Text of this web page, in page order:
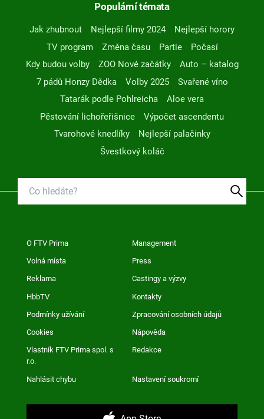
Populární témata
Jak zhubnout Nejlepší filmy 2024
Nejlepší horory
TV program
Změna času Partie
Počasí
Kdy budou volby
ZOO Nové začátky
Auto – katalog
7 pádů Honzy Dědka
Volby 2025
Svařené víno
Tatarák podle Pohlreicha
Aloe vera
Pěstování lichořeřišnice
Výpočet ascendentu
Tvarohové knedlíky
Nejlepší palačinky
Švestkový koláč
O FTV Prima Management
Volná místa Press
Reklama Castingy a výzvy
HbbTV Kontakty
Podmínky užívání Zpracování osobních údajů
Cookies Nápověda
Vlastník FTV Prima spol. s
r.o.
Redakce
Nahlásit chybu Nastavení soukromí